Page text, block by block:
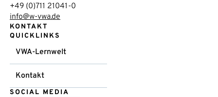
+49 (0)711 21041-0
info@w-vwa.de
KONTAKT
QUICKLINKS
VWA-Lernwelt
Kontakt
SOCIAL MEDIA